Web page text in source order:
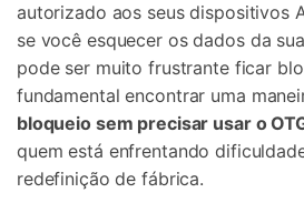
autorizado aos seus dispositivos
se você esquecer os dados da
pode ser muito frustrante ficar
fundamental encontrar uma
bloqueio sem precisar usar o
quem está enfrentando
redefinição de fábrica.